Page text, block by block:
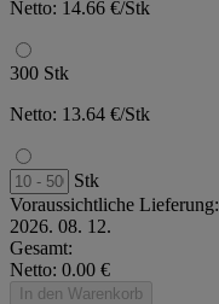
Netto: 14.66 €/Stk
300 Stk
Netto: 13.64 €/Stk
Stk
Voraussichtliche Lieferung:
2026. 08. 12.
Gesamt:
Netto: 0.00 €
In den Warenkorb